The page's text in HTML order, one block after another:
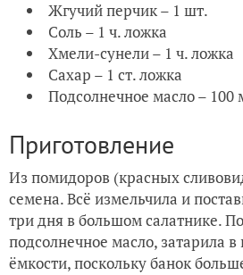
Жгучий перчик – 1 шт.
Соль – 1 ч. ложка
Хмели-сунели – 1 ч. ложка
Сахар – 1 ст. ложка
Подсолнечное масло – 100
Приготовление
Из помидоров (красных
семена. Всё измельчила и
три дня в большом салатнике.
подсолнечное масло, затарила
ёмкости, поскольку банок